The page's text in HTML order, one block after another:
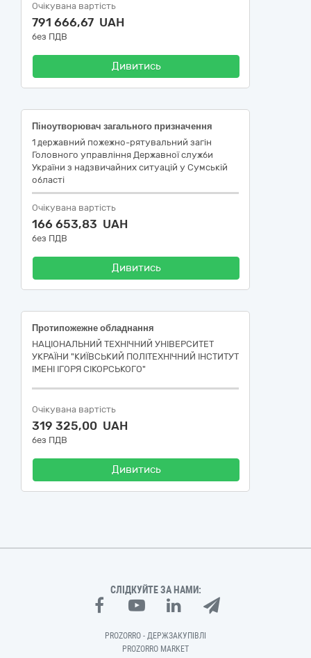
Очікувана вартість
791 666,67 UAH
без ПДВ
Дивитись
Піноутворювач загального призначення
1 державний пожежно-рятувальний загін
Головного управління Державної служби
України з надзвичайних ситуацій у Сумській
області
Очікувана вартість
166 653,83 UAH
без ПДВ
Дивитись
Протипожежне обладнання
НАЦІОНАЛЬНИЙ ТЕХНІЧНИЙ УНІВЕРСИТЕТ
УКРАЇНИ "КИЇВСЬКИЙ ПОЛІТЕХНІЧНИЙ ІНСТИТУТ
ІМЕНІ ІГОРЯ СІКОРСЬКОГО"
Очікувана вартість
319 325,00 UAH
без ПДВ
Дивитись
СЛІДКУЙТЕ ЗА НАМИ:
PROZORRO - ДЕРЖЗАКУПІВЛІ
PROZORRO MARKET